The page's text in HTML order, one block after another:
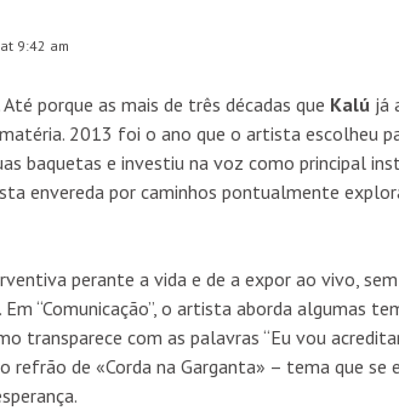
9:42 am
porque as mais de três décadas que Kalú já
2013 foi o ano que o artista escolheu
baquetas e investiu na voz como principal
envereda por caminhos pontualmente
perante a vida e de a expor ao vivo,
“Comunicação”, o artista aborda algumas
transparece com as palavras “Eu vou
refrão de «Corda na Garganta» – tema que